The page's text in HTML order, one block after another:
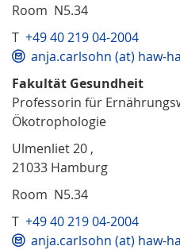
Room N5.34
T +49 40 219 04-2004
anja.carlsohn (at) haw-
Fakultät Gesundheit
Professorin für
Ökotrophologie
Ulmenliet 20 ,
21033 Hamburg
Room N5.34
T +49 40 219 04-2004
anja.carlsohn (at) haw-